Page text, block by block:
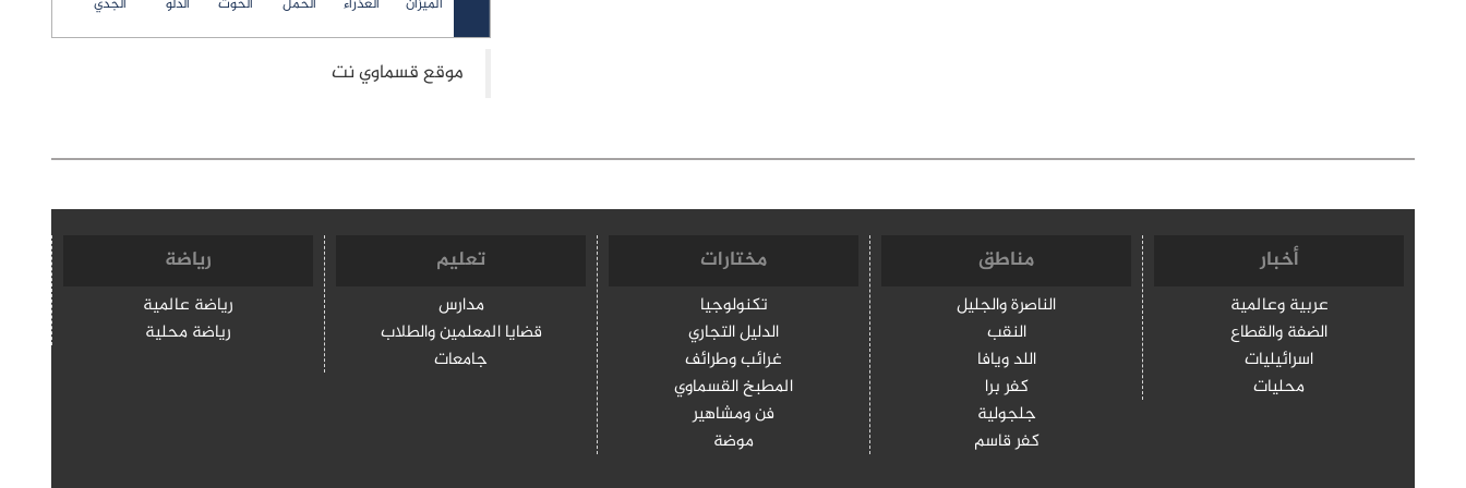
أخبار
عربية وعالمية
الضفة والقطاع
اسرائيليات
محليات
مناطق
الناصرة والجليل
النقب
اللد ويافا
كفر برا
جلجولية
كفر قاسم
مختارات
تكنولوجيا
الدليل التجاري
غرائب وطرائف
المطبخ القسماوي
فن ومشاهير
موضة
تعليم
مدارس
قضايا المعلمين والطلاب
جامعات
رياضة
رياضة عالمية
رياضة محلية